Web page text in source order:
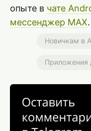
опыте в чате
мессенджер MAX.
Новичкам в
Приложения